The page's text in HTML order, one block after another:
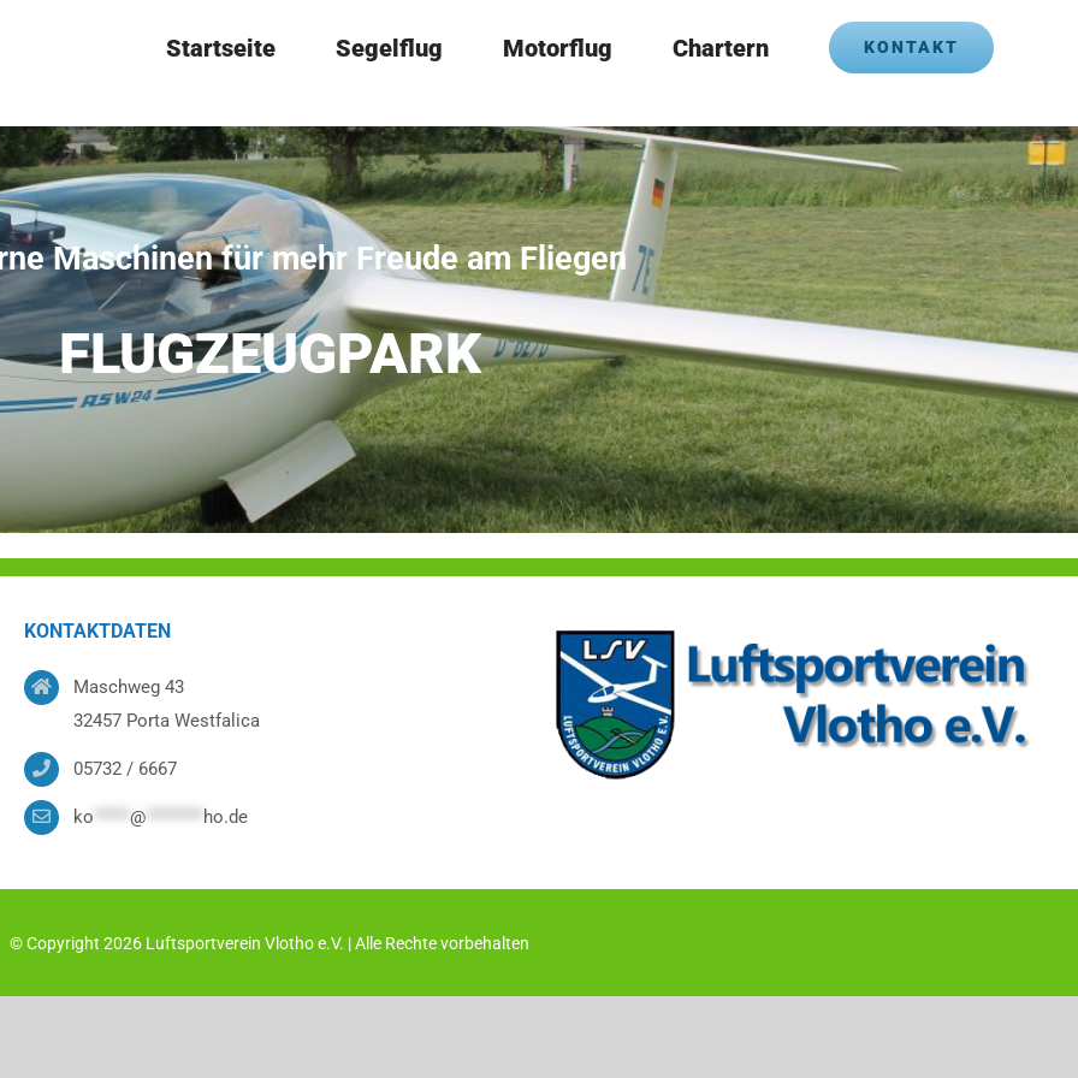
Startseite Segelflug Motorflug Chartern KONTAKT
Maschinen für mehr Freude am Fliegen
FLUGZEUGPARK
KONTAKTDATEN
Maschweg 43
32457 Porta Westfalica
05732 / 6667
ko @******** ho.de
© Copyright 2026 Luftsportverein Vlotho e.V. | Alle Rechte vorbehalten